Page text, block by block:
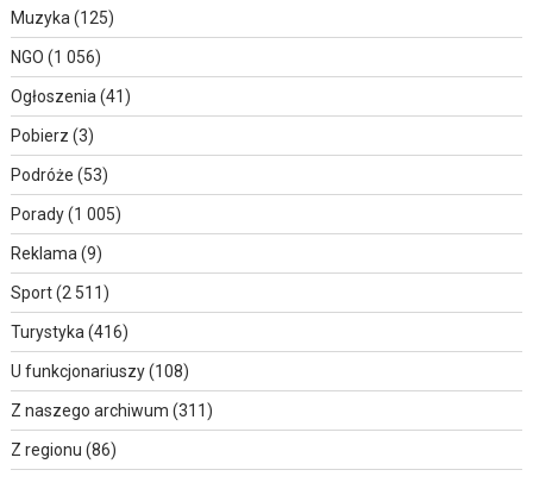
Muzyka (125)
NGO (1 056)
Ogłoszenia (41)
Pobierz (3)
Podróże (53)
Porady(1 005)
Reklama (9)
Sport(2 511)
Turystyka (416)
U funkcjonariuszy(108)
Z naszego archiwum (311)
Z regionu (86)